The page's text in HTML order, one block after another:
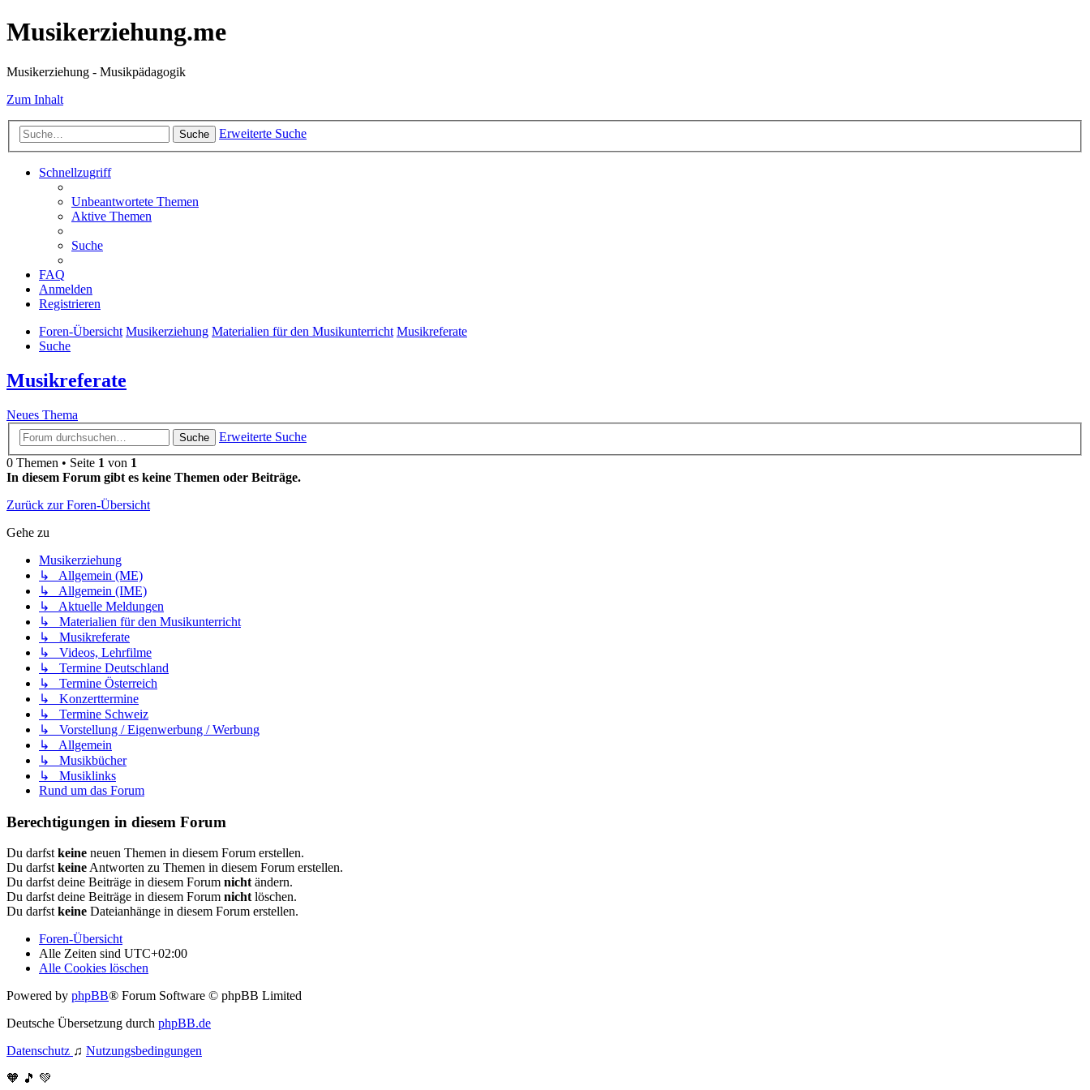
Musikerziehung.me
Musikerziehung - Musikpädagogik
Zum Inhalt
Suche Erweiterte Suche
Schnellzugriff
Unbeantwortete Themen
Aktive Themen
Suche
FAQ
Anmelden
Registrieren
Foren-Übersicht Musikerziehung Materialien für den Musikunterricht Musikreferate
Suche
Musikreferate
Neues Thema
Suche
Erweiterte Suche
0 Themen • Seite 1 von 1
In diesem Forum gibt es keine Themen oder Beiträge.
Zurück zur Foren-Übersicht
Gehe zu
Musikerziehung
↳ Allgemein (ME)
↳ Allgemein (IME)
↳ Aktuelle Meldungen
↳ Materialien für den Musikunterricht
↳ Musikreferate
↳ Videos, Lehrfilme
↳ Termine Deutschland
↳ Termine Österreich
↳ Konzerttermine
↳ Termine Schweiz
↳ Vorstellung / Eigenwerbung / Werbung
↳ Allgemein
↳ Musikbücher
↳ Musiklinks
Rund um das Forum
Berechtigungen in diesem Forum
Du darfst keine neuen Themen in diesem Forum erstellen.
Du darfst keine Antworten zu Themen in diesem Forum erstellen.
Du darfst deine Beiträge in diesem Forum nicht ändern.
Du darfst deine Beiträge in diesem Forum nicht löschen.
Du darfst keine Dateianhänge in diesem Forum erstellen.
Foren-Übersicht
Alle Zeiten sind UTC+02:00
Alle Cookies löschen
Powered by phpBB® Forum Software © phpBB Limited
Deutsche Übersetzung durch phpBB.de
Datenschutz ♫ Nutzungsbedingungen
🧡 🎵 💚